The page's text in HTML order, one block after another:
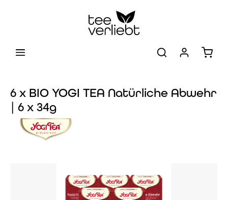
6 x BIO YOGI TEA Natürliche Abwehr
| 6 x 34g